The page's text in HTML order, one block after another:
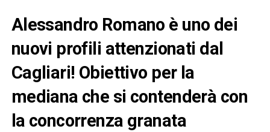
Alessandro Romano è uno dei
nuovi profili attenzionati dal
Cagliari! Obiettivo per la
mediana che si contenderà con
la concorrenza granata